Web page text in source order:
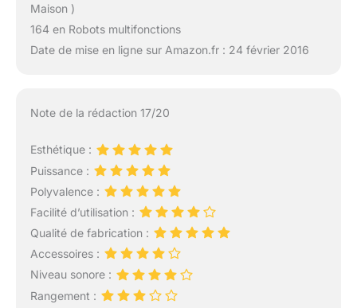
Maison )
164 en Robots multifonctions
Date de mise en ligne sur Amazon.fr : 24 février 2016
Note de la rédaction 17/20
Esthétique :
Puissance :
Polyvalence :
Facilité d’utilisation :
Qualité de fabrication :
Accessoires :
Niveau sonore :
Rangement :